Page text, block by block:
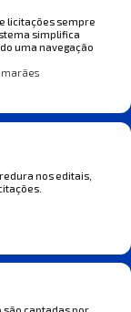
licitações sempre
simplifica
uma navegação
nos editais,